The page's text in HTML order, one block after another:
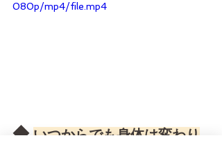
080p/mp4/file.mp4
◆ いつからでも身体は変わり